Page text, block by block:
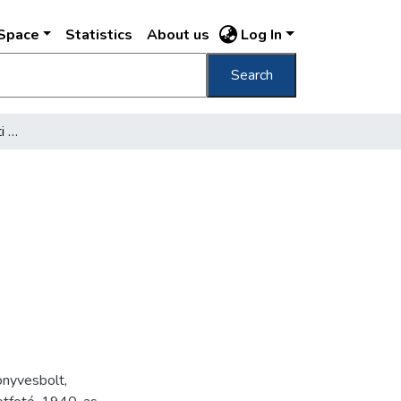
Statistics About us Log In
Search
[A Corvin tér 3. szám alatti épület]
,